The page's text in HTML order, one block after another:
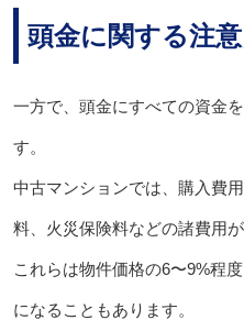
頭金に関する注
一方で、頭金にすべての資金
す。
中古マンションでは、購入費
料、火災保険料などの諸費用が
これらは物件価格の6〜9%程
になることもあります。